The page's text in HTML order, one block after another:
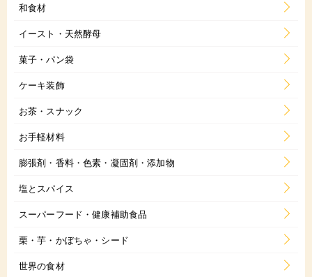
和食材
イースト・天然酵母
菓子・パン袋
ケーキ装飾
お茶・スナック
お手軽材料
膨張剤・香料・色素・凝固剤・添加物
塩とスパイス
スーパーフード・健康補助食品
栗・芋・かぼちゃ・シード
世界の食材